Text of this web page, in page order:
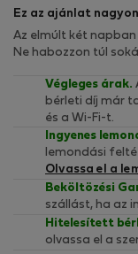
Ez az ajánlat
Az elmúlt két
Ne habozzon túl
Végleges árak.
bérleti díj már
és a Wi-Fi-t.
Ingyenes
lemondási
Olvassa el a
Beköltözési
szállást, ha az
Hitelesített
olvassa el a